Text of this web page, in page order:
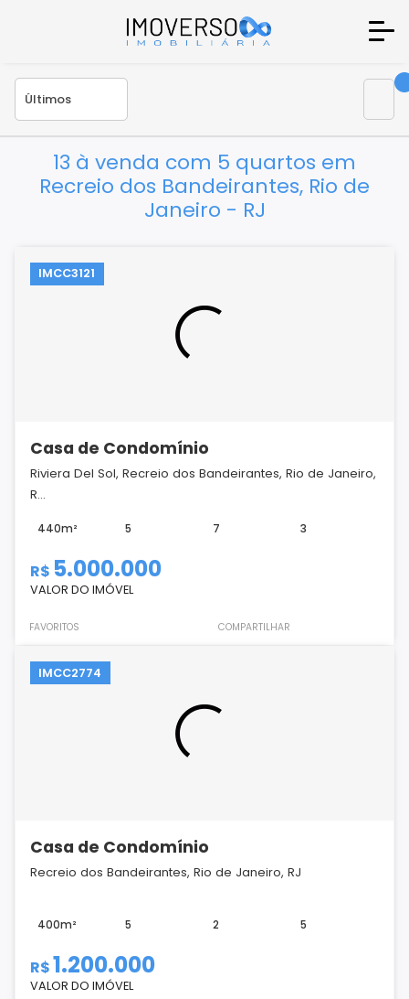
13 à venda com 5 quartos em
Recreio dos Bandeirantes, Rio de
Janeiro - RJ
IMCC3121
Casa de Condomínio
Riviera Del Sol, Recreio dos Bandeirantes, Rio de Janeiro,
R...
440m² 5 7 3
R$ 5.000.000
VALOR DO IMÓVEL
FAVORITOS COMPARTILHAR
IMCC2774
Casa de Condomínio
Recreio dos Bandeirantes, Rio de Janeiro, RJ
400m² 5 2 5
R$1.200.000
VALOR DO IMÓVEL